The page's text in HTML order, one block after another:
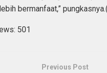
bermanfaat,”
501
Previous Post